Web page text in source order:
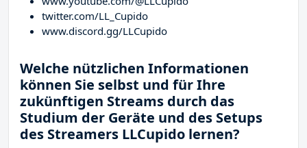
twitter.com/LL_Cupido
www.discord.gg/LLCupido
Welche nützlichen Informationen
können Sie selbst und für Ihre
zukünftigen Streams durch das
Studium der Geräte und des Setups
des Streamers LLCupido lernen?